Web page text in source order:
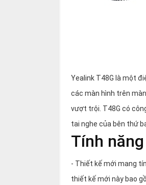
Yealink T48G là một
các màn hình trên
vượt trội. T48G có
tai nghe của bên thứ
Tính
- Thiết kế mới mang
thiết kế mới này bao